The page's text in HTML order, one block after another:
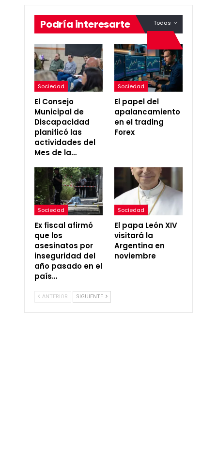
Todas
Podría interesarte
Sociedad
El Consejo
Municipal de
Discapacidad
planificó las
actividades del
Mes de la…
Sociedad
El papel del
apalancamiento
en el trading
Forex
Sociedad
Ex fiscal afirmó
que los
asesinatos por
inseguridad del
año pasado en el
país…
Sociedad
El papa León XIV
visitará la
Argentina en
noviembre
ANTERIOR SIGUIENTE